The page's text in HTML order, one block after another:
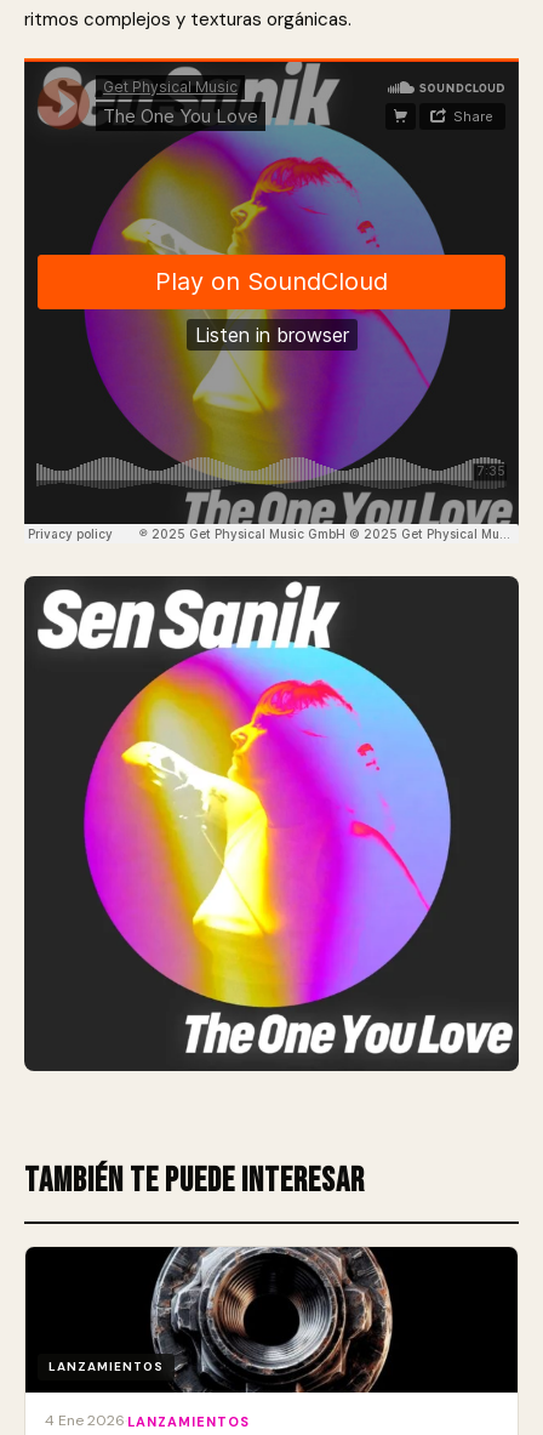
ritmos complejos y texturas orgánicas.
También te puede interesar
LANZAMIENTOS
4 Ene 2026 LANZAMIENTOS